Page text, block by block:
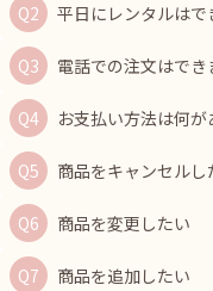
平日にレンタルはで
電話での注文はでき
お支払い方法は何が
商品をキャンセルし
商品を変更したい
商品を追加したい